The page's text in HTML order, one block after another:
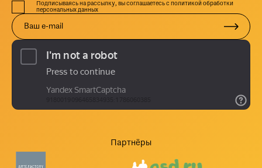
Подписываясь на рассылку, вы соглашаетесь с политикой обработки
персональных данных
Партнёры